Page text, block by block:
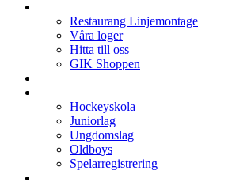
Restaurang Linjemontage
Våra loger
Hitta till oss
GIK Shoppen
Hockeyskola
Juniorlag
Ungdomslag
Oldboys
Spelarregistrering